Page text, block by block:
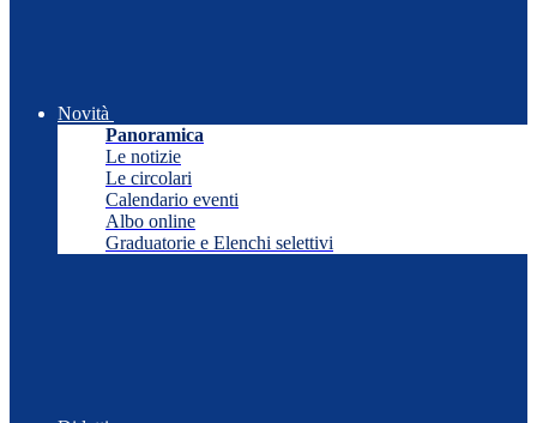
Novità
Panoramica
Le notizie
Le circolari
Calendario eventi
Albo online
Graduatorie e Elenchi selettivi